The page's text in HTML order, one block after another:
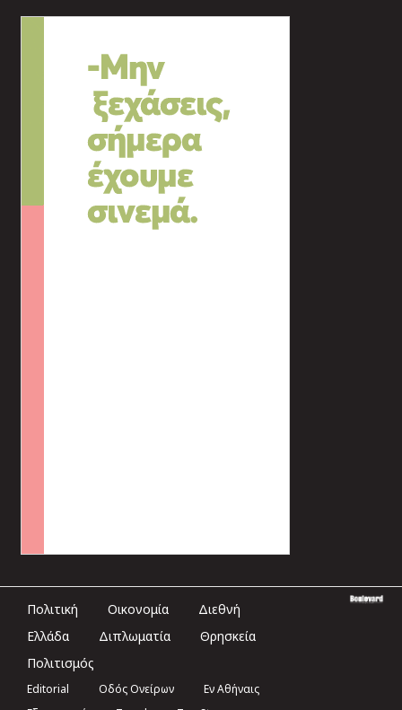
Πολιτική Οικονομία
Διεθνή
Ελλάδα
Διπλωματία
Θρησκεία
Πολιτισμός
Editorial Οδός Ονείρων
Εν Αθήναις